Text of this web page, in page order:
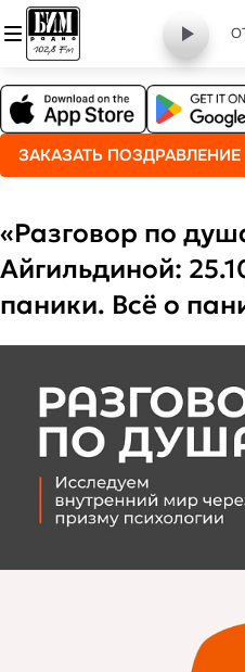
ЗАКАЗАТЬ ПОЗДРАВЛЕНИЕ
«Разговор по
Айгильдиной:
паники. Всё о